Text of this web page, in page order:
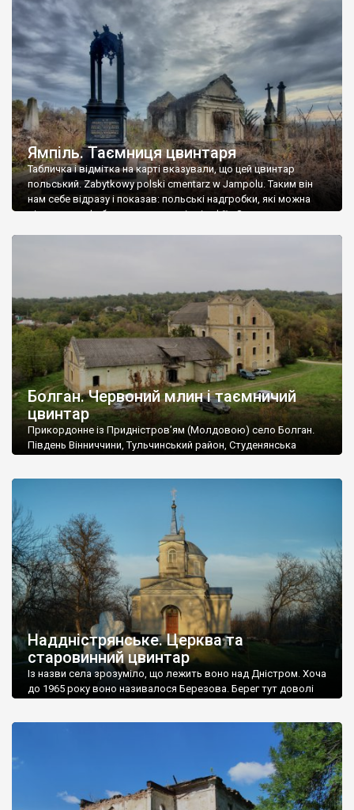
Ямпіль. Таємниця цвинтаря
Табличка і відмітка на карті вказували, що цей цвинтар
польський. Zabytkowy polski cmentarz w Jampolu. Таким він
нам себе відразу і показав: польські надгробки, які можна
віднести до фабричних, польські епітафії… Загалом цвинтар
Болган. Червоний млин і таємничий
цвинтар
Прикордонне із Придністров’ям (Молдовою) село Болган.
Південь Вінниччини, Тульчинський район, Студенянська
старовинний цвинтар із кам’яними хрестами. Всі епітафії, які
збереглися, написані кирилицею, церковнослов’янською
мовою. За всіма традиційними ознаками – цвинтар
український. Хрести датуються 19 століттям. У 1924-1940
роках Болган […]
Наддністрянське. Церква та
старовинний цвинтар
Із назви села зрозуміло, що лежить воно над Дністром. Хоча
до 1965 року воно називалося Березова. Берег тут доволі
Наддністрянське відрізняється від більшості навколишніх
сіл. У селі є мурована Михайлівська церква. Точної дати […]